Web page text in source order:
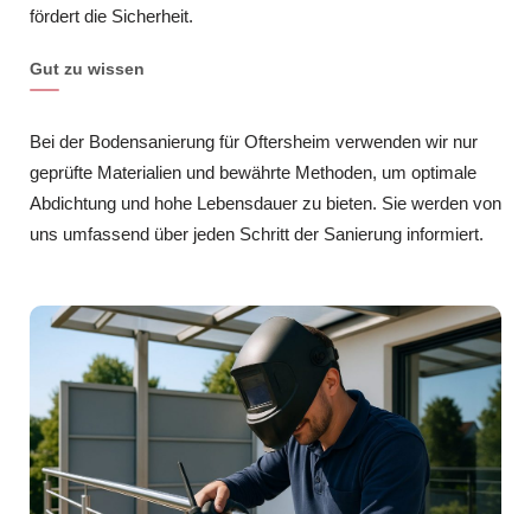
fördert die Sicherheit.
Gut zu wissen
Bei der Bodensanierung für Oftersheim verwenden wir nur
geprüfte Materialien und bewährte Methoden, um optimale
Abdichtung und hohe Lebensdauer zu bieten. Sie werden von
uns umfassend über jeden Schritt der Sanierung informiert.